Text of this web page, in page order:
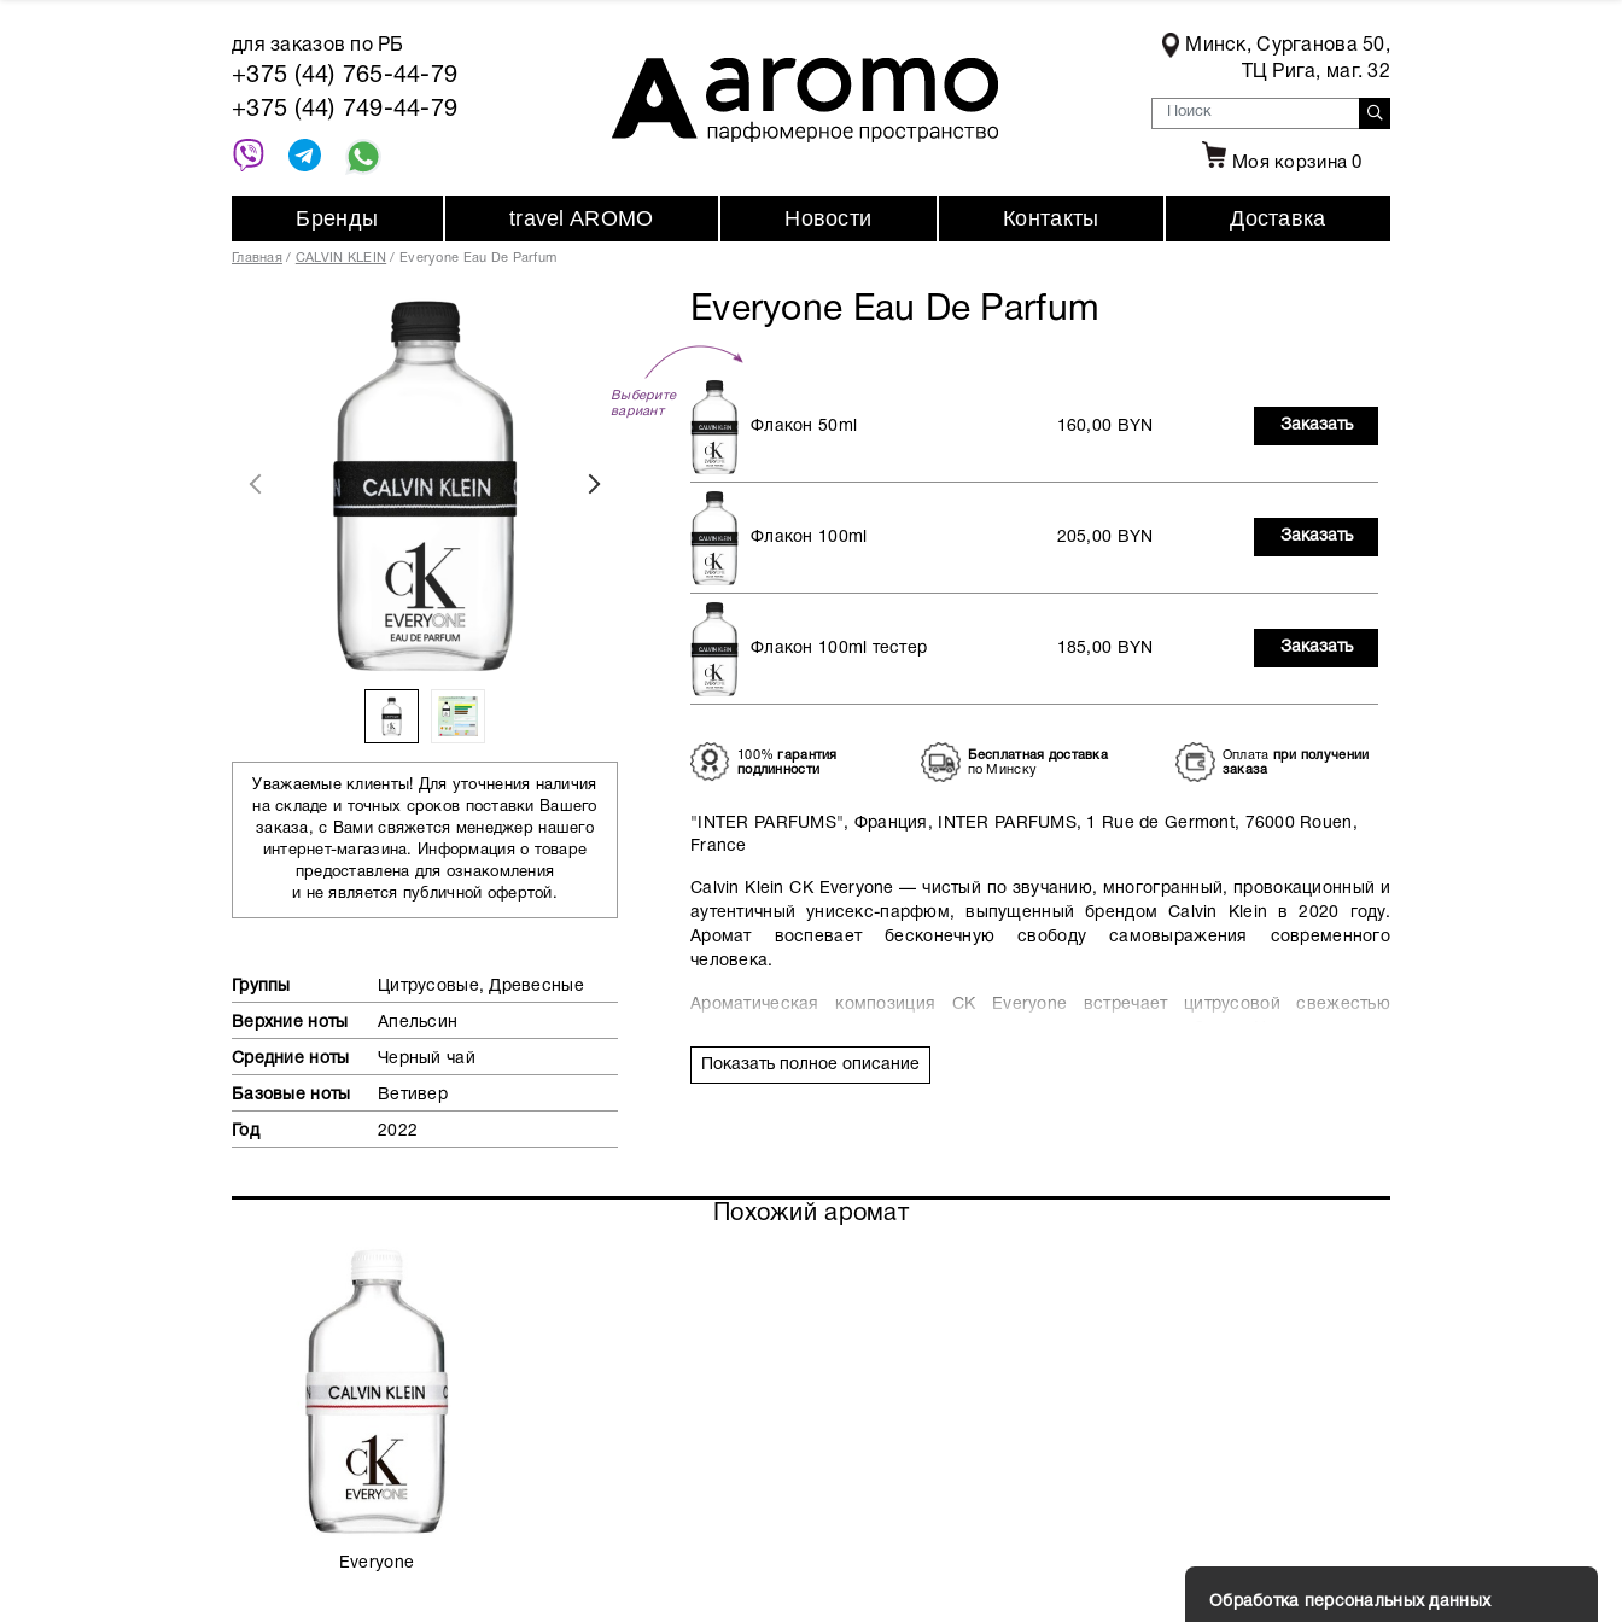
для заказов по РБ
+375 (44) 765-44-79
+375 (44) 749-44-79
Минск, Сурганова 50,
ТЦ Рига, маг. 32
Моя корзина0
Бренды travel AROMO Новости Контакты Доставка
Главная CALVIN KLEIN Everyone Eau De Parfum
Everyone Eau De Parfum
Уважаемые клиенты! Для уточнения наличия
на складе и точных сроков поставки Вашего
заказа, с Вами свяжется менеджер нашего
интернет-магазина. Информация о товаре
предоставлена для ознакомления
и не является публичной офертой.
Группы Цитрусовые, Древесные
Верхние ноты Апельсин
Средние ноты Черный чай
Базовые ноты Ветивер
Год 2022
Выберите
вариант
Флакон 50ml 160,00 BYN Заказать
Флакон 100ml 205,00 BYN Заказать
Флакон 100ml тестер 185,00 BYN Заказать
100%гарантия
подлинности
Бесплатная доставка
по Минску
Оплата при получении
заказа
"INTER PARFUMS", Франция, INTER PARFUMS, 1 Rue de Germont, 76000 Rouen,
France
Calvin Klein CK Everyone — чистый по звучанию, многогранный, провокационный и
аутентичный унисекс-парфюм, выпущенный брендом Calvin Klein в 2020 году.
Аромат воспевает бесконечную свободу самовыражения современного
человека.
Ароматическая композиция CK Everyone встречает цитрусовой свежестью
сердечном аккорде на тонкий запах синего чая и прохладу водных нот, пряно-
знак уважения к классическому нижнему белью Calvin Klein.
Показать полное описание
Похожий аромат
Everyone
Обработка персональных данных